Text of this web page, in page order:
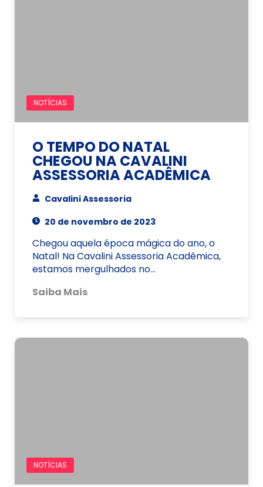
NOTÍCIAS
O TEMPO DO NATAL
CHEGOU NA CAVALINI
ASSESSORIA ACADÊMICA
Cavalini Assessoria
20 de novembro de 2023
Chegou aquela época mágica do ano, o
Natal! Na Cavalini Assessoria Acadêmica,
estamos mergulhados no…
Saiba Mais
NOTÍCIAS